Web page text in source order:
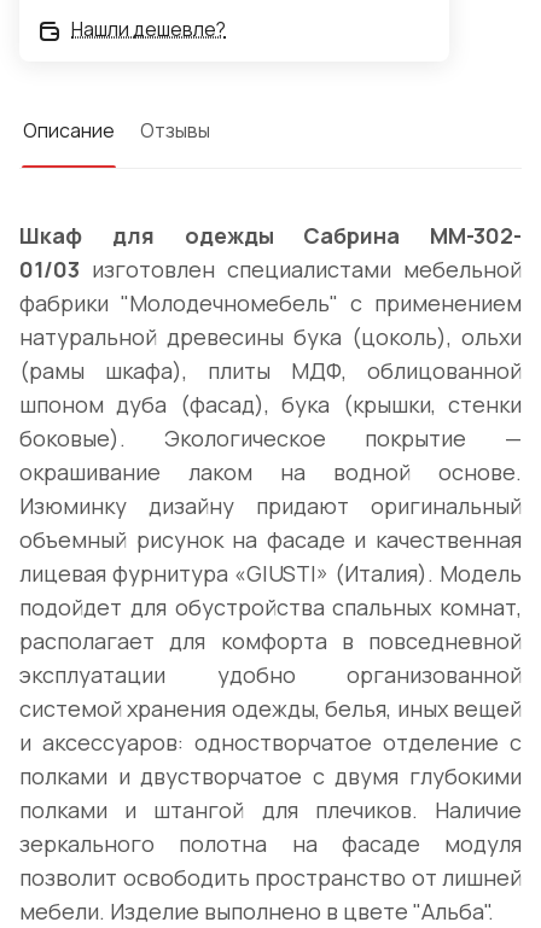
Нашли дешевле?
Описание Отзывы
Шкаф для одежды Сабрина ММ-302-
01/03 изготовлен специалистами мебельной
фабрики "Молодечномебель" с применением
натуральной древесины бука (цоколь), ольхи
(рамы шкафа), плиты МДФ, облицованной
шпоном дуба (фасад), бука (крышки, стенки
боковые). Экологическое покрытие —
окрашивание лаком на водной основе.
Изюминку дизайну придают оригинальный
объемный рисунок на фасаде и качественная
лицевая фурнитура «GIUSTI» (Италия). Модель
подойдет для обустройства спальных комнат,
располагает для комфорта в повседневной
эксплуатации удобно организованной
системой хранения одежды, белья, иных вещей
и аксессуаров: одностворчатое отделение с
полками и двустворчатое с двумя глубокими
полками и штангой для плечиков. Наличие
зеркального полотна на фасаде модуля
позволит освободить пространство от лишней
мебели. Изделие выполнено в цвете "Альба".